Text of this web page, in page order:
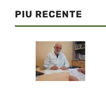
PIU RECENTE